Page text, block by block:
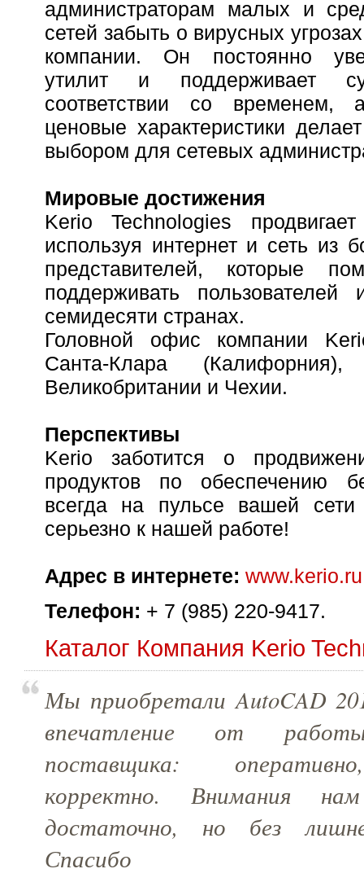
администраторам малых и
сетей забыть о вирусных
компании. Он постоянно
утилит и поддерживает
соответствии со временем,
ценовые характеристики
выбором для сетевых
Мировые достижения
Kerio Technologies
используя интернет и сеть из
представителей, которые
поддерживать пользователей
семидесяти странах.
Головной офис компании
Санта-Клара
Великобритании и Чехии.
Перспективы
Kerio заботится о
продуктов по обеспечению
всегда на пульсе вашей
серьезно к нашей работе!
Адрес в интернете: www.kerio.ru
Телефон: + 7 (985) 220-9417.
Каталог Компания Kerio
Мы приобретали AutoCAD
впечатление от
поставщика:
корректно. Внимания
достаточно, но без
Спасибо